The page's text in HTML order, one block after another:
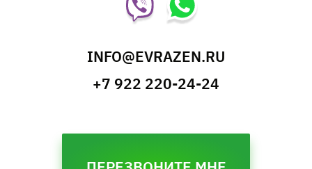
INFO@EVRAZEN.RU
+7 922 220-24-24